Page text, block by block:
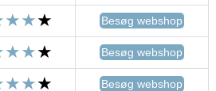
Besøg webshop
Besøg webshop
Besøg webshop